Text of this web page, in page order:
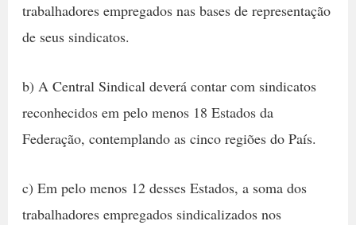
trabalhadores empregados nas bases de representação
de seus sindicatos.
b) A Central Sindical deverá contar com sindicatos
reconhecidos em pelo menos 18 Estados da
Federação, contemplando as cinco regiões do País.
c) Em pelo menos 12 desses Estados, a soma dos
trabalhadores empregados sindicalizados nos